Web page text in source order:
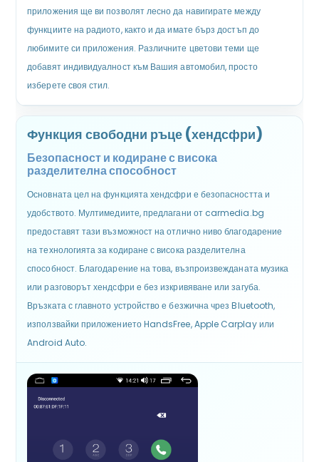
приложения ще ви позволят лесно да навигирате между
функциите на радиото, както и да имате бърз достъп до
любимите си приложения. Различните цветови теми ще
добавят индивидуалност към Вашия автомобил, просто
изберете своя стил.
Функция свободни ръце (хендсфри)
Безопасност и кодиране с висока
разделителна способност
Основната цел на функцията хендсфри е безопасността и
удобството. Мултимедиите, предлагани от carmedia.bg
предоставят тази възможност на отлично ниво благодарение
на технологията за кодиране с висока разделителна
способност. Благодарение на това, възпроизвежданата музика
или разговорът хендсфри е без изкривяване или загуба.
Връзката с главното устройство е безжична чрез Bluetooth,
използвайки приложението HandsFree, Apple Carplay или
Android Auto.